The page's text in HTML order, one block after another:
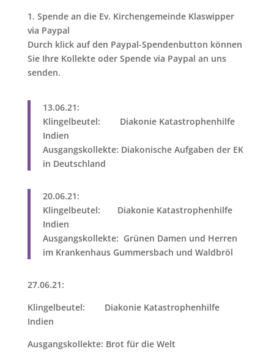
1. Spende an die Ev. Kirchengemeinde Klaswipper
via Paypal
Durch klick auf den Paypal-Spendenbutton können
Sie Ihre Kollekte oder Spende via Paypal an uns
senden.
13.06.21:
Klingelbeutel: Diakonie Katastrophenhilfe
Indien
Ausgangskollekte: Diakonische Aufgaben der EK
in Deutschland
20.06.21:
Klingelbeutel: Diakonie Katastrophenhilfe
Indien
Ausgangskollekte: Grünen Damen und Herren
im Krankenhaus Gummersbach und Waldbröl
27.06.21:
Klingelbeutel: Diakonie Katastrophenhilfe
Indien
Ausgangskollekte: Brot für die Welt